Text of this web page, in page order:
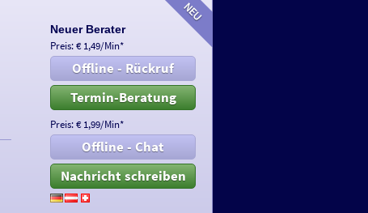
Neuer Berater
Preis: € 1,49/Min*
Offline - Rückruf
Termin-Beratung
Preis: € 1,99/Min*
Offline - Chat
Nachricht schreiben